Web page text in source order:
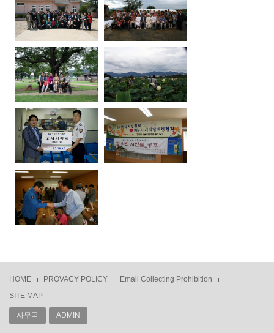
HOME PROVACY POLICY
Email Collecting Prohibition
SITE MAP
사무국 ADMIN